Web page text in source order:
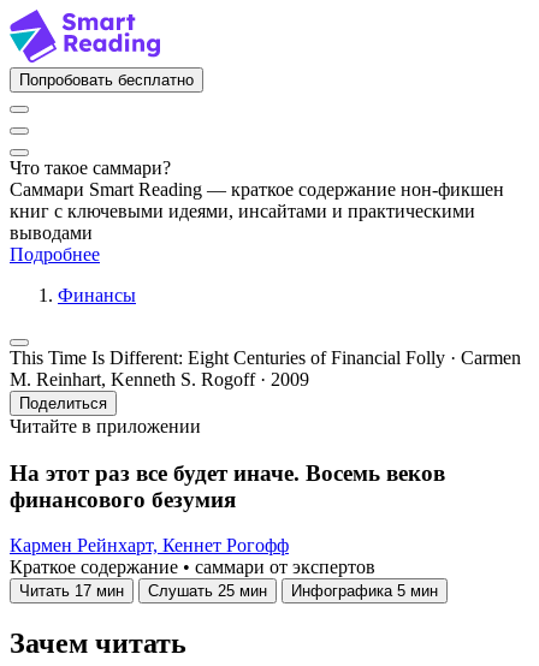
Попробовать бесплатно
Что такое саммари?
Саммари Smart Reading — краткое содержание нон-фикшен
книг с ключевыми идеями, инсайтами и практическими
выводами
Подробнее
Финансы
This Time Is Different: Eight Centuries of Financial Folly · Carmen
M. Reinhart, Kenneth S. Rogoff · 2009
Поделиться
Читайте в приложении
На этот раз все будет иначе. Восемь веков
финансового безумия
Кармен Рейнхарт, Кеннет Рогофф
Краткое содержание • саммари от экспертов
Читать 17 мин Слушать 25 мин Инфографика 5 мин
Зачем читать